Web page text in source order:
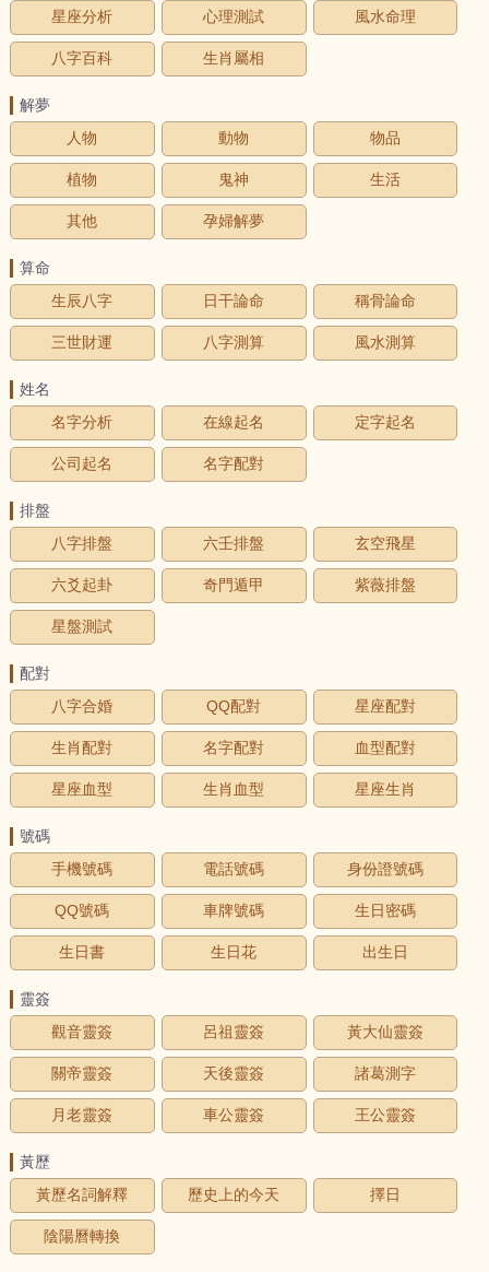
星座分析
心理測試 風水命理
八字百科 生肖屬相
解夢
人物
動物 物品
植物 鬼神 生活
其他 孕婦解夢
算命
生辰八字
日干論命 稱骨論命
三世財運 八字測算 風水測算
姓名
名字分析
在線起名 定字起名
公司起名 名字配對
排盤
八字排盤
六壬排盤 玄空飛星
六爻起卦 奇門遁甲 紫薇排盤
星盤測試
配對
八字合婚
QQ配對 星座配對
生肖配對 名字配對 血型配對
星座血型 生肖血型 星座生肖
號碼
手機號碼
電話號碼 身份證號碼
QQ號碼 車牌號碼 生日密碼
生日書 生日花 出生日
靈簽
觀音靈簽
呂祖靈簽 黃大仙靈簽
關帝靈簽 天後靈簽 諸葛測字
月老靈簽 車公靈簽 王公靈簽
黃歷
黃歷名詞解釋
歷史上的今天 擇日
陰陽曆轉換